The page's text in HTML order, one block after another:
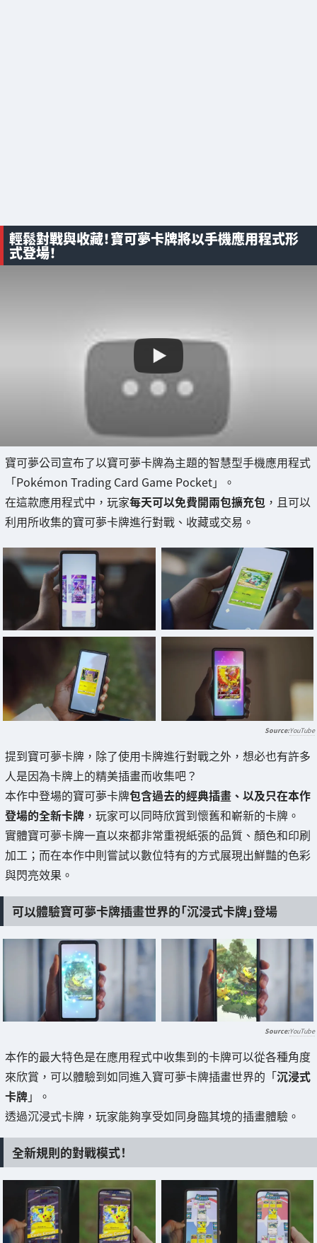
輕鬆對戰與收藏！寶可夢卡牌將以手機應用程式形
式登場！
寶可夢公司宣布了以寶可夢卡牌為主題的智慧型手機應用程式
「Pokémon Trading Card Game Pocket」。
在這款應用程式中，玩家每天可以免費開兩包擴充包 ，且可以
利用所收集的寶可夢卡牌進行對戰、收藏或交易。
YouTube
提到寶可夢卡牌，除了使用卡牌進行對戰之外，想必也有許多
人是因為卡牌上的精美插畫而收集吧？
本作中登場的寶可夢卡牌包含過去的經典插畫、以及只在本作
登場的全新卡牌 ，玩家可以同時欣賞到懷舊和嶄新的卡牌。
實體寶可夢卡牌一直以來都非常重視紙張的品質、顏色和印刷
加工；而在本作中則嘗試以數位特有的方式展現出鮮豔的色彩
與閃亮效果。
可以體驗寶可夢卡牌插畫世界的「沉浸式卡牌」登場
YouTube
本作的最大特色是在應用程式中收集到的卡牌可以從各種角度
來欣賞，可以體驗到如同進入寶可夢卡牌插畫世界的「沉浸式
卡牌」。
透過沉浸式卡牌，玩家能夠享受如同身臨其境的插畫體驗。
全新規則的對戰模式！